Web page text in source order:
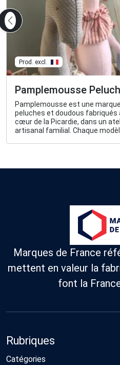
Prod. excl.
Pamplemousse
Pamplemousse est une
peluches et doudous fabriqués
cœur de la Picardie, dans un
artisanal familial. Chaque
Marques de France
mettent en valeur la
font la
Rubriques
Catégories